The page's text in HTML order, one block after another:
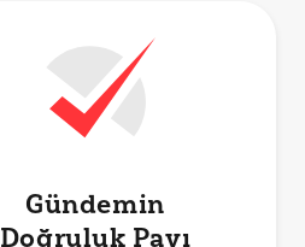
Gündemin
Doğruluk Payı